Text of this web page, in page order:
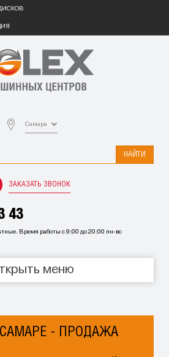
Самара
НАЙТИ
ЗАКАЗАТЬ ЗВОНОК
43
Время работы с 9:00 до 20:00 пн-вс
меню
- ПРОДАЖА